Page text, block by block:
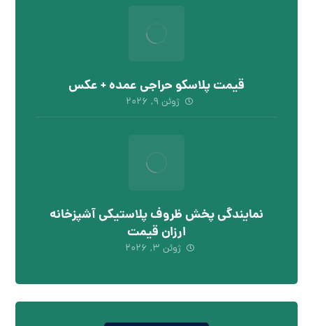
قیمت پلاسکو حراجی عمده + عکس
ژوئن ۹, ۲۰۲۶
نمایندگی پخش ظروف پلاستیکی آشپزخانه
ارزان قیمت
ژوئن ۳, ۲۰۲۶